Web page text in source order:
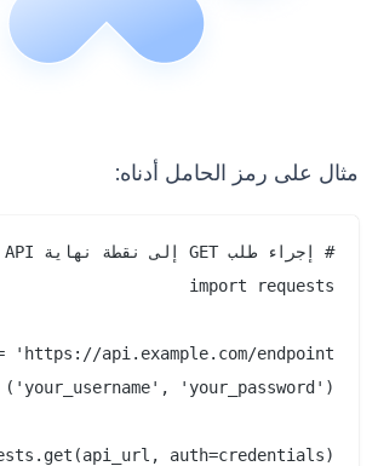
مثال على رمز الحامل أدناه:
auth=credentials)